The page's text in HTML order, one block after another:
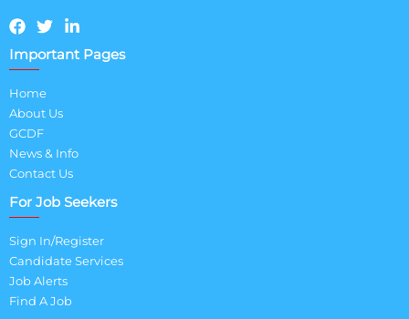
Important Pages
Home
About Us
GCDF
News & Info
Contact Us
For Job Seekers
Sign In/Register
Candidate Services
Job Alerts
Find A Job